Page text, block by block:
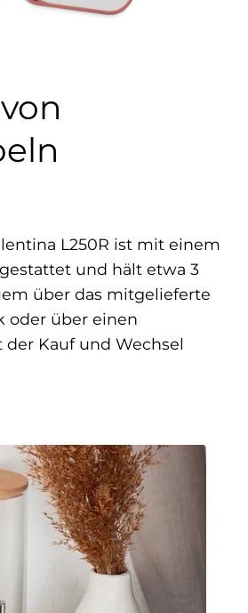
L250R ist mit einem
und hält etwa 3
über das mitgelieferte
oder über einen
der Kauf und Wechsel